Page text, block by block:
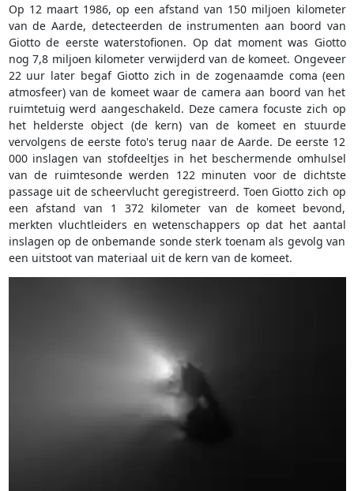
Op 12 maart 1986, op een afstand van 150 miljoen kilometer
van de Aarde, detecteerden de instrumenten aan boord van
Giotto de eerste waterstofionen. Op dat moment was Giotto
nog 7,8 miljoen kilometer verwijderd van de komeet. Ongeveer
22 uur later begaf Giotto zich in de zogenaamde coma (een
atmosfeer) van de komeet waar de camera aan boord van het
ruimtetuig werd aangeschakeld. Deze camera focuste zich op
het helderste object (de kern) van de komeet en stuurde
vervolgens de eerste foto's terug naar de Aarde. De eerste 12
000 inslagen van stofdeeltjes in het beschermende omhulsel
van de ruimtesonde werden 122 minuten voor de dichtste
passage uit de scheervlucht geregistreerd. Toen Giotto zich op
een afstand van 1 372 kilometer van de komeet bevond,
merkten vluchtleiders en wetenschappers op dat het aantal
inslagen op de onbemande sonde sterk toenam als gevolg van
een uitstoot van materiaal uit de kern van de komeet.